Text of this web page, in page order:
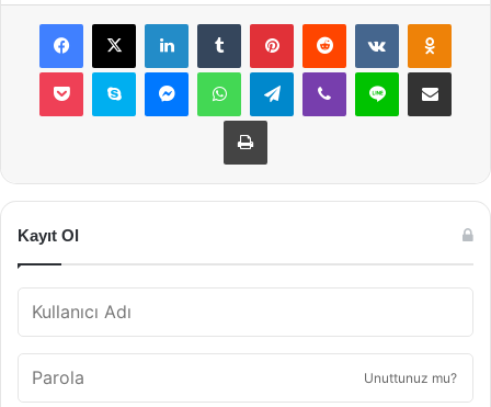
Facebook
X LinkedInTumblr PinterestReddit VKontakte
Pocket Skype MessengerWhatsAppTelegramViber Line E-Posta ile
Yazdır
Kayıt Ol
Unuttunuz mu?